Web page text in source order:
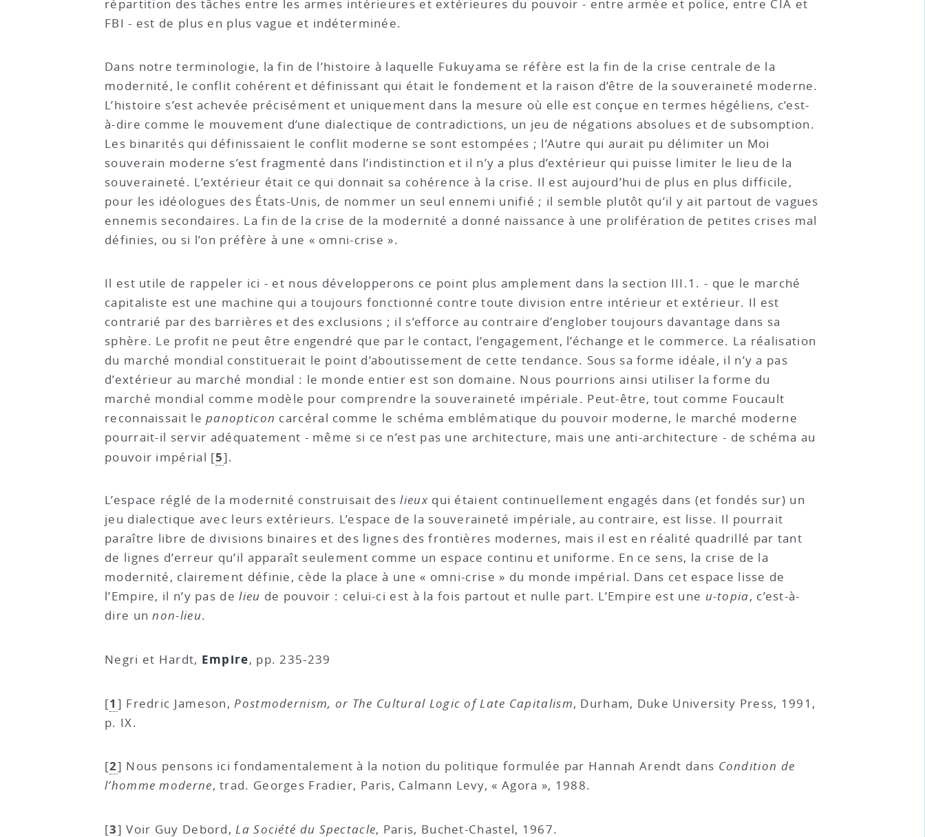
répartition des tâches entre les armes intérieures et extérieures du pouvoir - entre armée et police, entre CIA et
FBI - est de plus en plus vague et indéterminée.
Dans notre terminologie, la fin de l’histoire à laquelle Fukuyama se réfère est la fin de la crise centrale de la
modernité, le conflit cohérent et définissant qui était le fondement et la raison d’être de la souveraineté moderne.
L’histoire s’est achevée précisément et uniquement dans la mesure où elle est conçue en termes hégéliens, c’est-
à-dire comme le mouvement d’une dialectique de contradictions, un jeu de négations absolues et de subsomption.
Les binarités qui définissaient le conflit moderne se sont estompées ; l’Autre qui aurait pu délimiter un Moi
souverain moderne s’est fragmenté dans l’indistinction et il n’y a plus d’extérieur qui puisse limiter le lieu de la
souveraineté. L’extérieur était ce qui donnait sa cohérence à la crise. Il est aujourd’hui de plus en plus difficile,
pour les idéologues des États-Unis, de nommer un seul ennemi unifié ; il semble plutôt qu’il y ait partout de vagues
ennemis secondaires. La fin de la crise de la modernité a donné naissance à une prolifération de petites crises mal
définies, ou si l’on préfère à une « omni-crise ».
Il est utile de rappeler ici - et nous développerons ce point plus amplement dans la section III.1. - que le marché
capitaliste est une machine qui a toujours fonctionné contre toute division entre intérieur et extérieur. Il est
contrarié par des barrières et des exclusions ; il s’efforce au contraire d’englober toujours davantage dans sa
sphère. Le profit ne peut être engendré que par le contact, l’engagement, l’échange et le commerce. La réalisation
du marché mondial constituerait le point d’aboutissement de cette tendance. Sous sa forme idéale, il n’y a pas
d’extérieur au marché mondial : le monde entier est son domaine. Nous pourrions ainsi utiliser la forme du
marché mondial comme modèle pour comprendre la souveraineté impériale. Peut-être, tout comme Foucault
reconnaissait lepanopticon carcéral comme le schéma emblématique du pouvoir moderne, le marché moderne
pourrait-il servir adéquatement - même si ce n’est pas une architecture, mais une anti-architecture - de schéma au
pouvoir impérial [5].
L’espace réglé de la modernité construisait deslieuxqui étaient continuellement engagés dans (et fondés sur) un
jeu dialectique avec leurs extérieurs. L’espace de la souveraineté impériale, au contraire, est lisse. Il pourrait
paraître libre de divisions binaires et des lignes des frontières modernes, mais il est en réalité quadrillé par tant
de lignes d’erreur qu’il apparaît seulement comme un espace continu et uniforme. En ce sens, la crise de la
modernité, clairement définie, cède la place à une « omni-crise » du monde impérial. Dans cet espace lisse de
l’Empire, il n’y pas delieu de pouvoir : celui-ci est à la fois partout et nulle part. L’Empire est une u-topia, c’est-à-
dire unnon-lieu.
Negri et Hardt, Empire, pp. 235-239
[1 ] Fredric Jameson,Postmodernism, or The Cultural Logic of Late Capitalism, Durham, Duke University Press, 1991,
p. IX.
[2] Nous pensons ici fondamentalement à la notion du politique formulée par Hannah Arendt dans Condition de
l’homme moderne, trad. Georges Fradier, Paris, Calmann Levy, « Agora », 1988.
[3]Voir Guy Debord,La Société du Spectacle, Paris, Buchet-Chastel, 1967.